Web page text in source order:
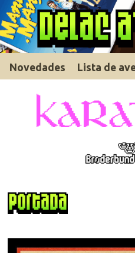
Novedades Lista de aventuras